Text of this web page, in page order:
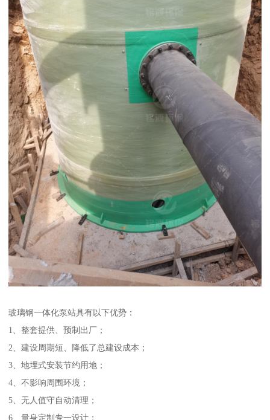
玻璃钢一体化泵站具有以下优势：
1、整套提供、预制出厂；
2、建设周期短、降低了总建设成本；
3、地埋式安装节约用地；
4、不影响周围环境；
5、无人值守自动清理；
6、量身定制专一设计；